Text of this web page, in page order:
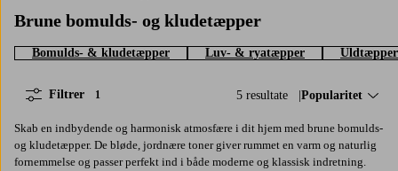
Brune bomulds- og kludetæpper
Bomulds- & kludetæpper Luv- & ryatæpper Uldtæpper
5 resultate Sorter efter:
Popularitet
Filtrer 1
Skab en indbydende og harmonisk atmosfære i dit hjem med brune bomulds-
og kludetæpper. De bløde, jordnære toner giver rummet en varm og naturlig
fornemmelse og passer perfekt ind i både moderne og klassisk indretning.